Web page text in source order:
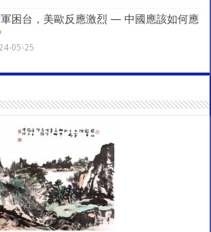
困台，美歐反應激烈 — 中國應該如何應
05-25